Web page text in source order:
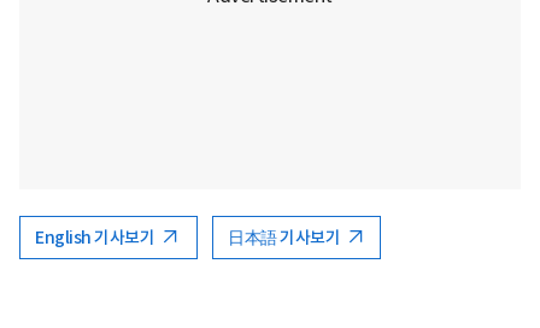
English 기사보기 日本語 기사보기